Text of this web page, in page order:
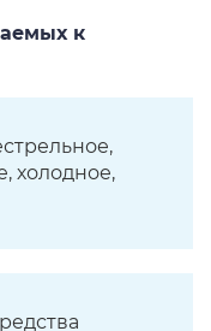
к
холодное,